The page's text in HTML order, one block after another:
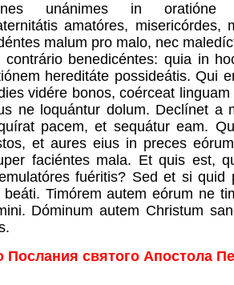
unánimes in oratióne
amatóres, misericórdes,
malum pro malo, nec
benedicéntes: quia in
hereditáte possideátis. Qui
vidére bonos, coérceat linguam
ne loquántur dolum. Declínet a
pacem, et sequátur eam.
et aures eius in preces
faciéntes mala. Et quis est,
fuéritis? Sed et si quid
Timórem autem eórum ne
Dóminum autem Christum
Послания святого Апостола